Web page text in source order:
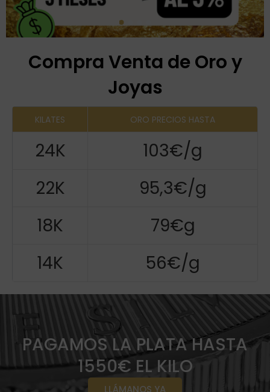
Compra Venta de Oro y
Joyas
KILATES ORO PRECIOS HASTA
24K
103€/g
22K
95,3€/g
18K
79€g
14K
56€/g
PAGAMOS LA PLATA HASTA
1550€ EL KILO
LLÁMANOS YA